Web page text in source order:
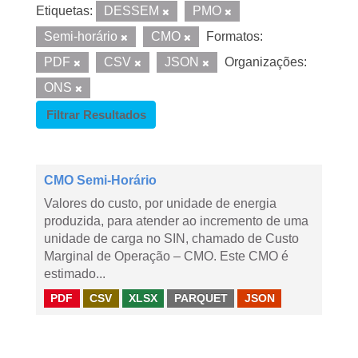
Etiquetas: DESSEM
PMO
Semi-horário
CMO
Formatos:
PDF
CSV JSON
Organizações:
ONS
Filtrar Resultados
CMO Semi-Horário
Valores do custo, por unidade de energia
produzida, para atender ao incremento de uma
unidade de carga no SIN, chamado de Custo
Marginal de Operação – CMO. Este CMO é
estimado...
PDF CSV XLSX PARQUET JSON